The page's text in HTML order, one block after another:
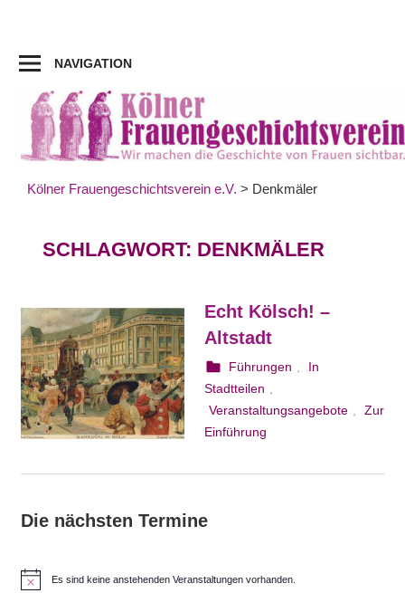
springen
NAVIGATION
Kölner Frauengeschichtsverein e.V. > Denkmäler
SCHLAGWORT: DENKMÄLER
Echt Kölsch! –
Altstadt
22. August 2023
webmam
Führungen
In
Stadtteilen
Veranstaltungsangebote
Zur
Einführung
Die nächsten Termine
Es sind keine anstehenden Veranstaltungen vorhanden.